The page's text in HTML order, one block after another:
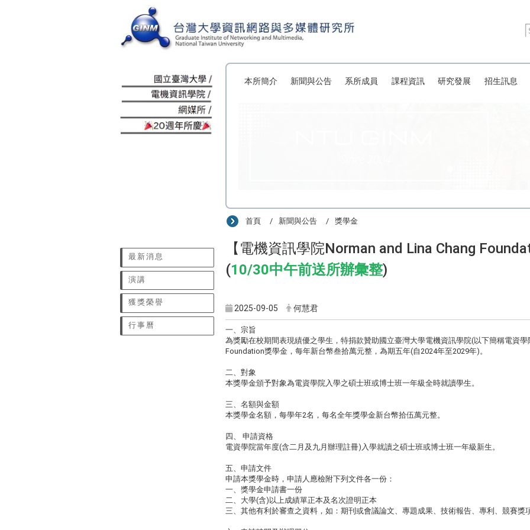
本所簡介 新聞與公告 系所成員 課程資訊 研究發展 招生訊息
最新消息
演講
獲獎榮譽
行事曆
首頁 新聞與公告 獎學金
【電機資訊學院Norman and Lina Chang
(10/30中午前送所辦彙整)
2025-09-05 何慧君
一、宗旨
為獎勵在校期間表現績優之學生，特捐款贊助國立臺灣大學電機資訊學院(以下簡稱電資
Foundation獎學金，每年新台幣叁拾萬元整，為期五年(自2024年至2029年)。
二、對象
本獎學金頒予對象為電資學院入學之碩士班或博士班一年級全時就讀學生。
三、名額與金額
本獎學金名額，每學年2名，每名全年獎學金新台幣拾伍萬元整。
四、 申請資格
電資學院當年度(含二月及九月辦理註冊)入學就讀之碩士班或博士班一年級新生。
五、申請文件
申請本獎學金時，申請人應檢附下列文件各一份：
一、獎學金申請書一份
二、大學(含)以上成績單正本及名次證明正本
三、其他有利於審查之資料，如：期刊或會議論文、專題成果、技術報告、專利、競賽獎